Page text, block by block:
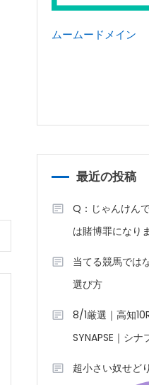
ムームードメイン
最近の投稿
Q：じゃんけん
は賭博罪になり
当てる競馬では
選び方
8/1厳選｜高知
SYNAPSE｜シ
超小さい奴せどり